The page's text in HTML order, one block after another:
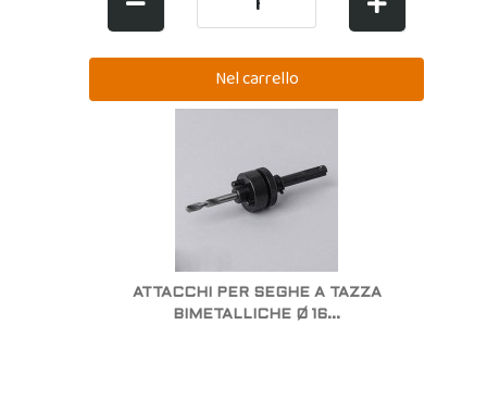
ATTACCHI PER SEGHE A TAZZA
BIMETALLICHE Ø 16...